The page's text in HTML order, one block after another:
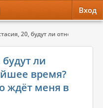
Вход
20, будут ли отношения в
ли
время?
ждёт меня в